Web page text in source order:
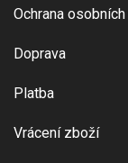
Ochrana osobních
Doprava
Platba
Vrácení zboží